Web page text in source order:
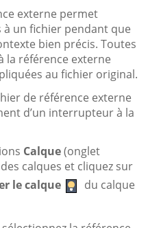
externe permet
à un fichier pendant que
bien précis. Toutes
la référence externe
au fichier original.
de référence externe
d’un interrupteur à la
Calque(onglet
calques et cliquez sur
le calque
du calque